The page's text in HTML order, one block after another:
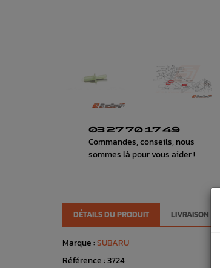
03 27 70 17 49
Commandes, conseils, nous
sommes là pour vous aider !
DÉTAILS DU PRODUIT LIVRAISON
Marque :SUBARU
Référence :3724